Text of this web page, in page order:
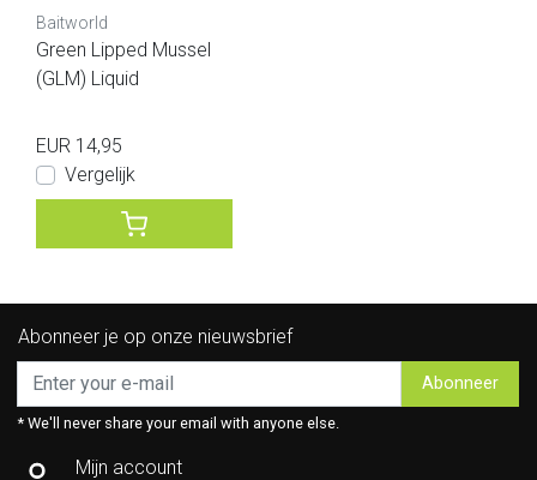
Baitworld
Green Lipped Mussel
(GLM) Liquid
EUR 14,95
Vergelijk
Abonneer je op onze nieuwsbrief
Abonneer
* We'll never share your email with anyone else.
Mijn account